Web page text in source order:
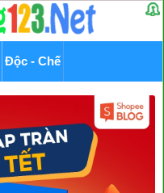
Độc - Chế